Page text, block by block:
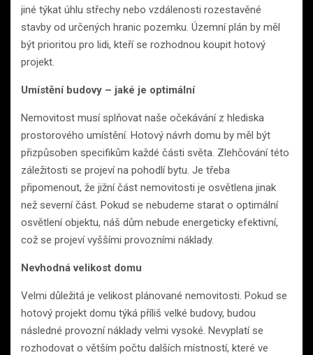
jiné týkat úhlu střechy nebo vzdálenosti rozestavěné
stavby od určených hranic pozemku. Územní plán by měl
být prioritou pro lidi, kteří se rozhodnou koupit hotový
projekt.
Umístění budovy – jaké je optimální
Nemovitost musí splňovat naše očekávání z hlediska
prostorového umístění. Hotový návrh domu by měl být
přizpůsoben specifikům každé části světa. Zlehčování této
záležitosti se projeví na pohodlí bytu. Je třeba
připomenout, že jižní část nemovitosti je osvětlena jinak
než severní část. Pokud se nebudeme starat o optimální
osvětlení objektu, náš dům nebude energeticky efektivní,
což se projeví vyššími provozními náklady.
Nevhodná velikost domu
Velmi důležitá je velikost plánované nemovitosti. Pokud se
hotový projekt domu týká příliš velké budovy, budou
následné provozní náklady velmi vysoké. Nevyplatí se
rozhodovat o větším počtu dalších místností, které ve